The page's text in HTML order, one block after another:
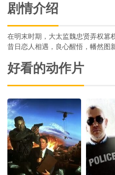
剧情介绍
在明末时期，大太监魏忠贤弄权篡
昔日恋人相遇，良心醒悟，幡然
好看的动作片